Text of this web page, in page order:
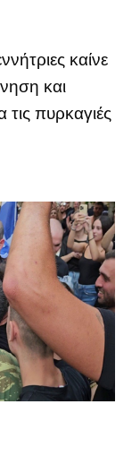
καίνε
και
πυρκαγιές